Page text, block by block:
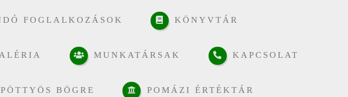
FOGLALKOZÁSOK KÖNYVTÁR
MUNKATÁRSAK KAPCSOLAT
PÖTTYÖS BÖGRE POMÁZI ÉRTÉKTÁR